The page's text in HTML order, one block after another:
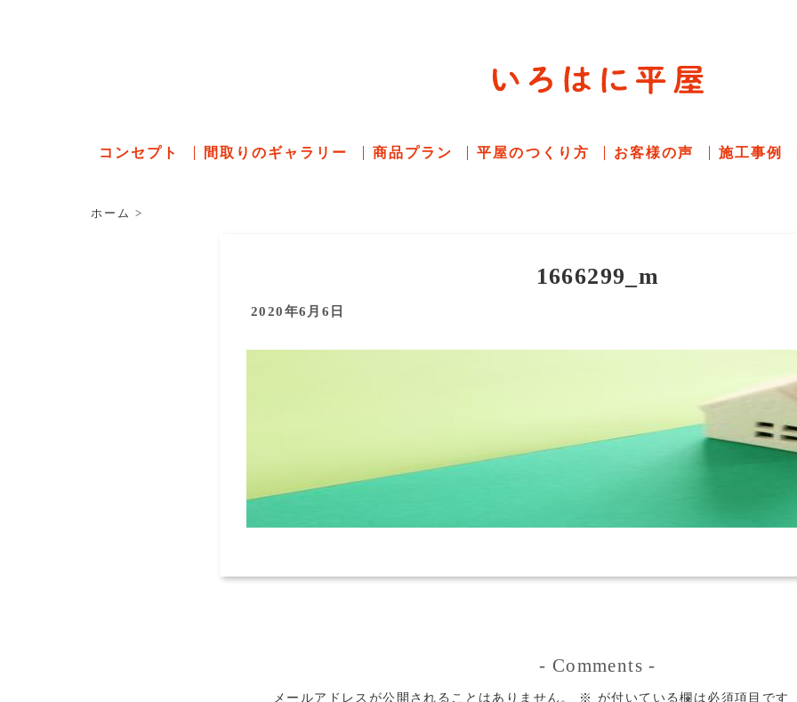
コンセプト 間取りのギャラリー 商品プラン 平屋のつくり方 お客様の声 施工事例
ホーム >
1666299_m
2020年6月6日
- Comments -
メールアドレスが公開されることはありません。 ※ が付いている欄は必須項目です